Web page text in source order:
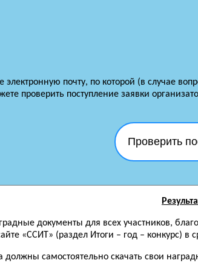
электронную почту, по которой (в случае
проверить поступление заявки
Проверить
документы для всех участников,
«ССИТ» (раздел Итоги – год – конкурс) в
должны самостоятельно скачать свои